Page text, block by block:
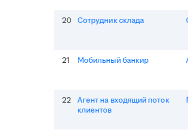
20 Сотрудник склада
21 Мобильный банкир
22
Агент на входящий поток
клиентов